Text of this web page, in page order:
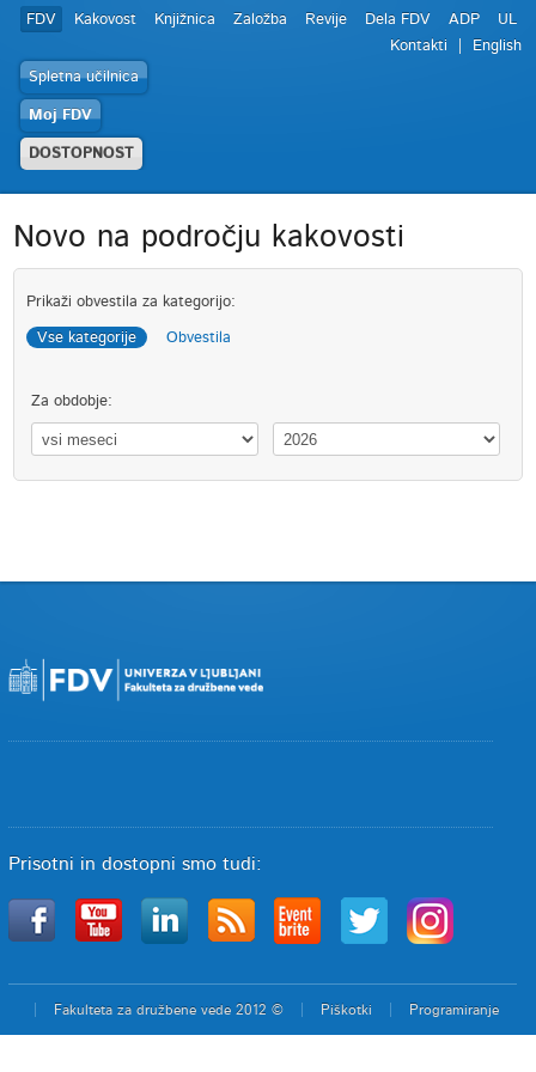
FDV Kakovost Knjižnica Založba Revije Dela FDV ADP
UL
Kontakti
English
Spletna učilnica
Moj FDV
DOSTOPNOST
Novo na področju kakovosti
Prikaži obvestila za kategorijo:
Vse kategorije Obvestila
Za obdobje:
Prisotni in dostopni smo tudi:
Fakulteta za družbene vede 2012 © Piškotki Programiranje